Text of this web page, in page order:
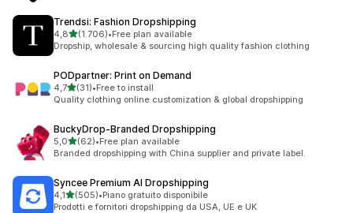
Trendsi: Fashion Dropshipping
4,8stelle su 5
(1.706)
1706 recensioni totali
•Free plan available
Dropship, wholesale & sourcing high quality fashion clothing
PODpartner: Print on Demand
4,7stelle su 5
(31)
31 recensioni totali
•Free to install
Quality clothing online customization & global dropshipping
BuckyDrop‑Branded Dropshipping
5,0stelle su 5
(62)
62 recensioni totali
•Free plan available
Branded dropshipping with China supplier and private label.
Syncee Premium AI Dropshipping
4,1stelle su 5
(505)
505 recensioni totali
•Piano gratuito disponibile
Prodotti e fornitori dropshipping da USA, UE e UK